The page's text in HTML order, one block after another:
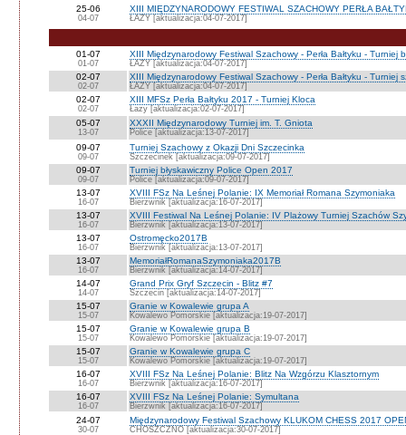
25-06
04-07
XIII MIĘDZYNARODOWY FESTIWAL SZACHOWY PERŁA
ŁAZY [aktualizacja:04-07-2017]
01-07
01-07
XIII Międzynarodowy Festiwal Szachowy - Perła Bałtyku - Turniej
ŁAZY [aktualizacja:04-07-2017]
02-07
02-07
XIII Międzynarodowy Festiwal Szachowy - Perła Bałtyku - Turniej
ŁAZY [aktualizacja:04-07-2017]
02-07
02-07
XIII MFSz Perła Bałtyku 2017 - Turniej Kloca
Łazy [aktualizacja:02-07-2017]
05-07
13-07
XXXII Międzynarodowy Turniej im. T. Gniota
Police [aktualizacja:13-07-2017]
09-07
09-07
Turniej Szachowy z Okazji Dni Szczecinka
Szczecinek [aktualizacja:09-07-2017]
09-07
09-07
Turniej błyskawiczny Police Open 2017
Police [aktualizacja:09-07-2017]
13-07
16-07
XVIII FSz Na Leśnej Polanie: IX Memoriał Romana Szymoniaka
Bierzwnik [aktualizacja:16-07-2017]
13-07
16-07
XVIII Festiwal Na Leśnej Polanie: IV Plażowy Turniej Szachów
Bierzwnik [aktualizacja:13-07-2017]
13-07
16-07
Ostromęcko2017B
Bierzwnik [aktualizacja:13-07-2017]
13-07
16-07
MemoriałRomanaSzymoniaka2017B
Bierzwnik [aktualizacja:14-07-2017]
14-07
14-07
Grand Prix Gryf Szczecin - Blitz #7
Szczecin [aktualizacja:14-07-2017]
15-07
15-07
Granie w Kowalewie grupa A
Kowalewo Pomorskie [aktualizacja:19-07-2017]
15-07
15-07
Granie w Kowalewie grupa B
Kowalewo Pomorskie [aktualizacja:19-07-2017]
15-07
15-07
Granie w Kowalewie grupa C
Kowalewo Pomorskie [aktualizacja:19-07-2017]
16-07
16-07
XVIII FSz Na Leśnej Polanie: Blitz Na Wzgórzu Klasztornym
Bierzwnik [aktualizacja:16-07-2017]
16-07
16-07
XVIII FSz Na Leśnej Polanie: Symultana
Bierzwnik [aktualizacja:16-07-2017]
24-07
30-07
Międzynarodowy Festiwal Szachowy KLUKOM CHESS 2017
CHOSZCZNO [aktualizacja:30-07-2017]